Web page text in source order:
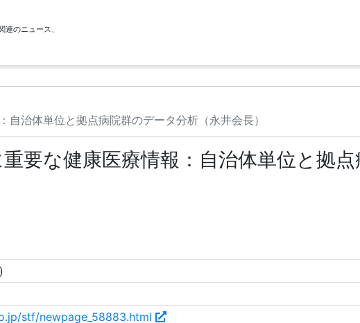
のニュース、
自治体単位と拠点病院群のデータ分析（永井会長）
要な健康医療情報：自治体単位と拠
stf/newpage_58883.html